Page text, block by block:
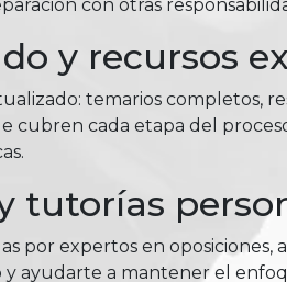
con otras
y recursos
temarios completos,
cubren cada etapa del
tutorías
por expertos en oposiciones,
ayudarte a mantener el